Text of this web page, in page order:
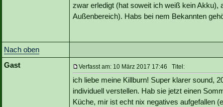
zwar erledigt (hat soweit ich weiß kein
Außenbereich). Habs bei nem Bekannten
Nach oben
Gast
Verfasst am: 10 März 2017 17:46 Titel:
ich liebe meine Killburn! Super klarer sound,
individuell verstellen. Hab sie jetzt einen
Küche, mir ist echt nix negatives aufgefallen